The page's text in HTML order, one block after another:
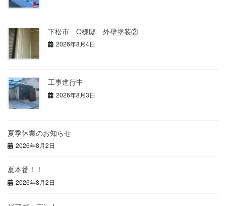
下松市 O様邸 外壁塗装②
2026年8月4日
工事進行中
2026年8月3日
夏季休業のお知らせ
2026年8月2日
夏本番！！
2026年8月2日